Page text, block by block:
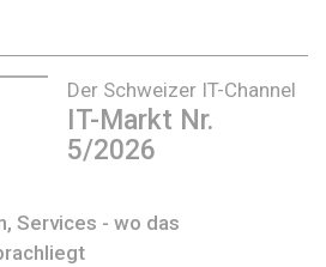
Der Schweizer IT-Channel
IT-Markt Nr.
5/2026
Services - wo das